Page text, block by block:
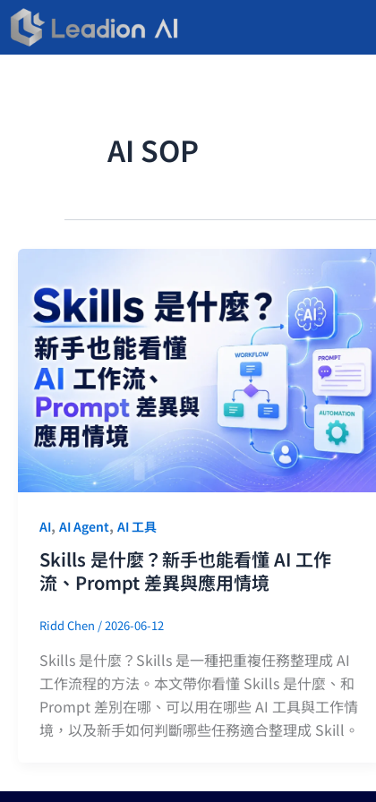
跳
至
主
AI SOP
AI, AI Agent, AI 工具
Skills 是什麼？新手也能看懂 AI 工作
流、Prompt 差異與應用情境
Ridd Chen /2026-06-12
Skills 是什麼？Skills 是一種把重複任務整理成 AI
工作流程的方法。本文帶你看懂 Skills 是什麼、和
Prompt 差別在哪、可以用在哪些 AI 工具與工作情
境，以及新手如何判斷哪些任務適合整理成 Skill。